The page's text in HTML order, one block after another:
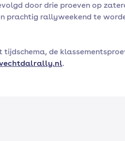
door drie proeven op
prachtig rallyweekend te
de
.